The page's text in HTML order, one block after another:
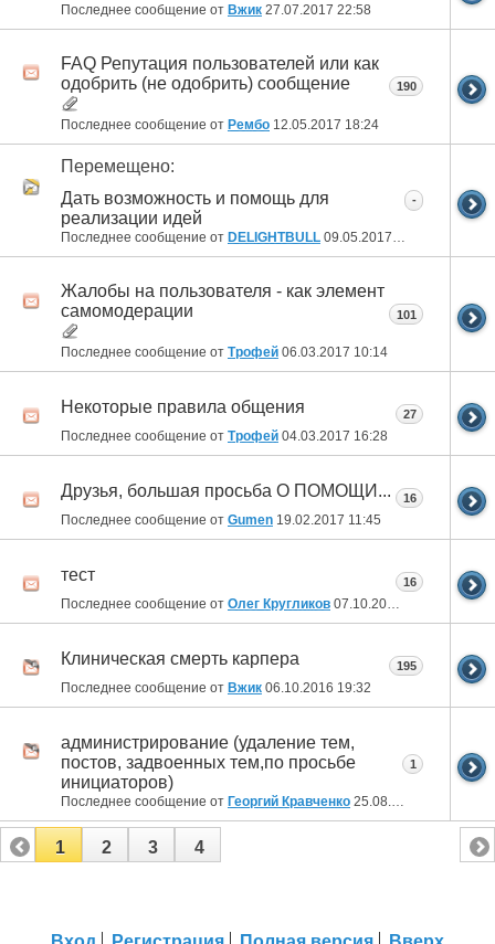
Последнее сообщение от Вжик 27.07.2017 22:58
FAQ Репутация пользователей или как
одобрить (не одобрить) сообщение
Последнее сообщение от Рембо 12.05.2017 18:24
190
Перемещено:
Дать возможность и помощь для
реализации идей
Последнее сообщение от DELIGHTBULL 09.05.2017 09:51
-
Жалобы на пользователя - как элемент
самомодерации
Последнее сообщение от Трофей 06.03.2017 10:14
101
Некоторые правила общения
Последнее сообщение от Трофей 04.03.2017 16:28
27
Друзья, большая просьба О ПОМОЩИ...
Последнее сообщение от Gumen 19.02.2017 11:45
16
тест
Последнее сообщение от Олег Кругликов 07.10.2016
16
Клиническая смерть карпера
Последнее сообщение от Вжик 06.10.2016 19:32
195
администрирование (удаление тем,
постов, задвоенных тем,по просьбе
инициаторов)
Последнее сообщение от Георгий Кравченко 25.08.2016
1
1 2 3 4